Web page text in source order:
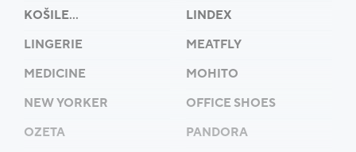
KOŠILE...
LINDEX
LINGERIE
MEATFLY
MEDICINE
MOHITO
NEW YORKER
OFFICE SHOES
OZETA
PANDORA